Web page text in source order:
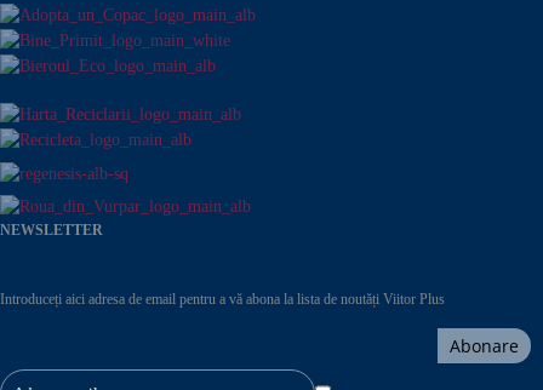
NEWSLETTER
Introduceți aici adresa de email pentru a vă abona la lista de noutăți Viitor Plus
Abonare